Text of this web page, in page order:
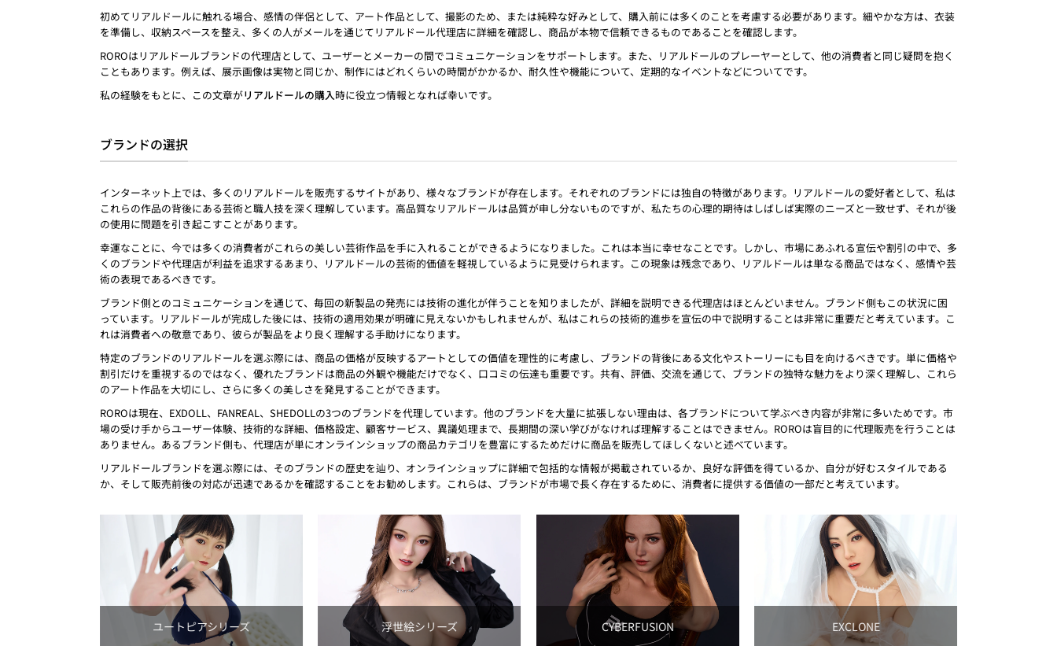
初めてリアルドールに触れる場合、感情の伴侶として、アート作品として、撮影のため、または純粋な好みとして、購入前には多くのことを考慮する必要があります。細やかな方は、衣装
を準備し、収納スペースを整え、多くの人がメールを通じてリアルドール代理店に詳細を確認し、商品が本物で信頼できるものであることを確認します。
ROROはリアルドールブランドの代理店として、ユーザーとメーカーの間でコミュニケーションをサポートします。また、リアルドールのプレーヤーとして、他の消費者と同じ疑問を抱く
こともあります。例えば、展示画像は実物と同じか、制作にはどれくらいの時間がかかるか、耐久性や機能について、定期的なイベントなどについてです。
私の経験をもとに、この文章がリアルドールの購入時に役立つ情報となれば幸いです。
ブランドの選択
インターネット上では、多くのリアルドールを販売するサイトがあり、様々なブランドが存在します。それぞれのブランドには独自の特徴があります。リアルドールの愛好者として、私は
これらの作品の背後にある芸術と職人技を深く理解しています。高品質なリアルドールは品質が申し分ないものですが、私たちの心理的期待はしばしば実際のニーズと一致せず、それが後
の使用に問題を引き起こすことがあります。
幸運なことに、今では多くの消費者がこれらの美しい芸術作品を手に入れることができるようになりました。これは本当に幸せなことです。しかし、市場にあふれる宣伝や割引の中で、多
くのブランドや代理店が利益を追求するあまり、リアルドールの芸術的価値を軽視しているように見受けられます。この現象は残念であり、リアルドールは単なる商品ではなく、感情や芸
術の表現であるべきです。
ブランド側とのコミュニケーションを通じて、毎回の新製品の発売には技術の進化が伴うことを知りましたが、詳細を説明できる代理店はほとんどいません。ブランド側もこの状況に困
っています。リアルドールが完成した後には、技術の適用効果が明確に見えないかもしれませんが、私はこれらの技術的進歩を宣伝の中で説明することは非常に重要だと考えています。こ
れは消費者への敬意であり、彼らが製品をより良く理解する手助けになります。
特定のブランドのリアルドールを選ぶ際には、商品の価格が反映するアートとしての価値を理性的に考慮し、ブランドの背後にある文化やストーリーにも目を向けるべきです。単に価格や
割引だけを重視するのではなく、優れたブランドは商品の外観や機能だけでなく、口コミの伝達も重要です。共有、評価、交流を通じて、ブランドの独特な魅力をより深く理解し、これら
のアート作品を大切にし、さらに多くの美しさを発見することができます。
ROROは現在、EXDOLL、FANREAL、SHEDOLLの3つのブランドを代理しています。他のブランドを大量に拡張しない理由は、各ブランドについて学ぶべき内容が非常に多いためです。市
場の受け手からユーザー体験、技術的な詳細、価格設定、顧客サービス、異議処理まで、長期間の深い学びがなければ理解することはできません。ROROは盲目的に代理販売を行うことは
ありません。あるブランド側も、代理店が単にオンラインショップの商品カテゴリを豊富にするためだけに商品を販売してほしくないと述べています。
リアルドールブランドを選ぶ際には、そのブランドの歴史を辿り、オンラインショップに詳細で包括的な情報が掲載されているか、良好な評価を得ているか、自分が好むスタイルである
か、そして販売前後の対応が迅速であるかを確認することをお勧めします。これらは、ブランドが市場で長く存在するために、消費者に提供する価値の一部だと考えています。
ユートピアシリーズ 浮世絵シリーズ CYBERFUSION EXCLONE